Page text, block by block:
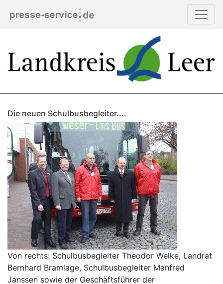
Die neuen Schulbusbegleiter....
Von rechts: Schulbusbegleiter Theodor Welke, Landrat
Bernhard Bramlage, Schulbusbegleiter Manfred
Janssen sowie der Geschäftsführer der